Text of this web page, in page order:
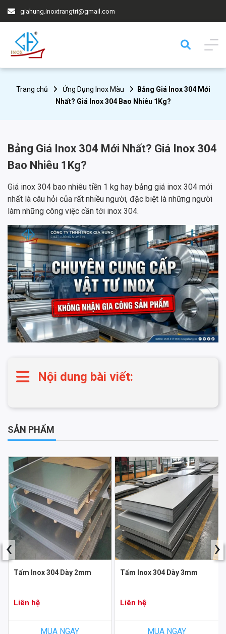
giahung.inoxtrangtri@gmail.com
Trang chủ Ứng Dụng Inox Màu
Bảng Giá Inox 304 Mới
Nhất? Giá Inox 304 Bao Nhiêu 1Kg?
Bảng Giá Inox 304 Mới Nhất? Giá Inox 304
Bao Nhiêu 1Kg?
Giá inox 304 bao nhiêu tiền 1 kg hay bảng giá inox 304 mới
nhất là câu hỏi của rất nhiều người, đặc biệt là những người
làm những công việc cần tới inox 304.
Nội dung bài viết:
SẢN PHẨM
Tấm Inox 304 Dày 2mm
Liên hệ
MUA NGAY
Tấm Inox 304 Dày 3mm
Liên hệ
MUA NGAY
‹ ›